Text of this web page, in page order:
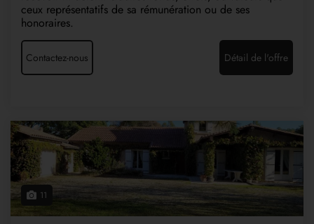
ceux représentatifs de sa rémunération ou de ses
honoraires.
Contactez-nous Détail de l'offre
11